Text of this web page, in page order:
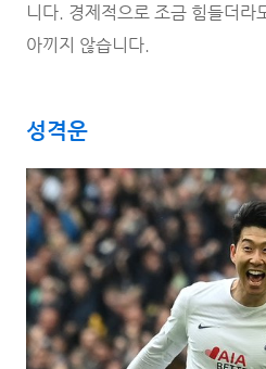
니다. 경제적으로 조금 힘들더라
아끼지 않습니다.
성격운